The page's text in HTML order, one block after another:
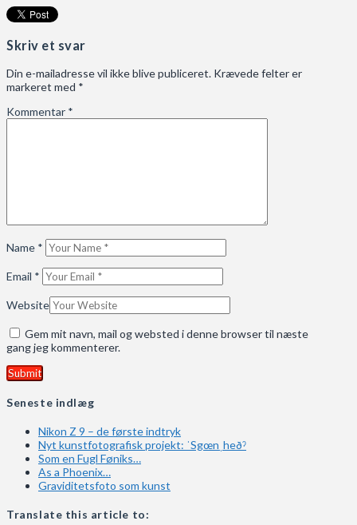
Skriv et svar
Din e-mailadresse vil ikke blive publiceret. Krævede felter er
markeret med *
Kommentar *
Name *
Email *
Website
Gem mit navn, mail og websted i denne browser til næste
gang jeg kommenterer.
Seneste indlæg
Nikon Z 9 – de første indtryk
Nyt kunstfotografisk projekt: ˈSgœnˌheðˀ
Som en Fugl Føniks…
As a Phoenix…
Graviditetsfoto som kunst
Translate this article to: